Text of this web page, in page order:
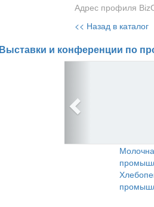
Адрес профиля
<< Назад в каталог
Выставки и конференции по